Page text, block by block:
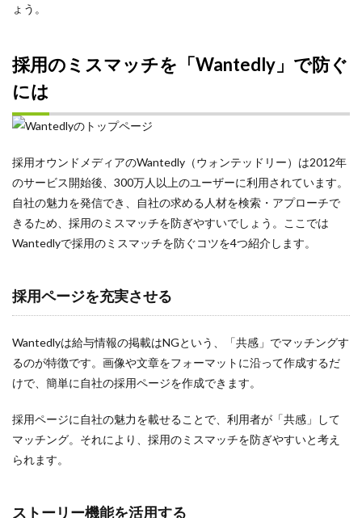
ょう。
採用のミスマッチを「Wantedly」で防ぐ
には
採用オウンドメディアのWantedly（ウォンテッドリー）は2012年
のサービス開始後、300万人以上のユーザーに利用されています。
自社の魅力を発信でき、自社の求める人材を検索・アプローチで
きるため、採用のミスマッチを防ぎやすいでしょう。ここでは
Wantedlyで採用のミスマッチを防ぐコツを4つ紹介します。
採用ページを充実させる
Wantedlyは給与情報の掲載はNGという、「共感」でマッチングす
るのが特徴です。画像や文章をフォーマットに沿って作成するだ
けで、簡単に自社の採用ページを作成できます。
採用ページに自社の魅力を載せることで、利用者が「共感」して
マッチング。それにより、採用のミスマッチを防ぎやすいと考え
られます。
ストーリー機能を活用する